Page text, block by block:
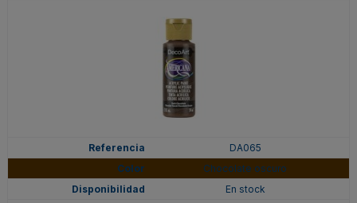
DA065
Chocolate oscuro
En stock